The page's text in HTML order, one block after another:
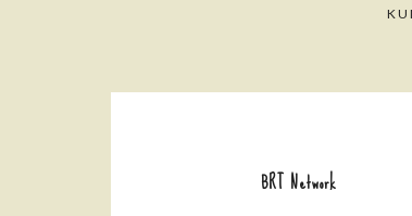
BRT Network